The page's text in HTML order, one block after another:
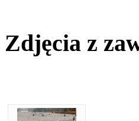
Zdjęcia z